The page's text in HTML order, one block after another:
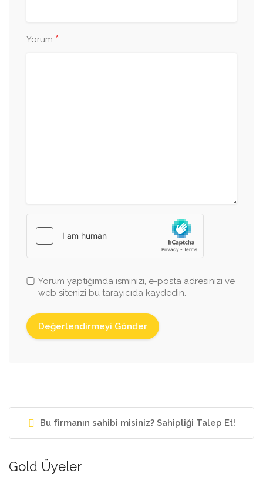
Yorum *
Yorum yaptığımda isminizi, e-posta adresinizi ve
web sitenizi bu tarayıcıda kaydedin.
Bu firmanın sahibi misiniz? Sahipliği Talep Et!
Gold Üyeler